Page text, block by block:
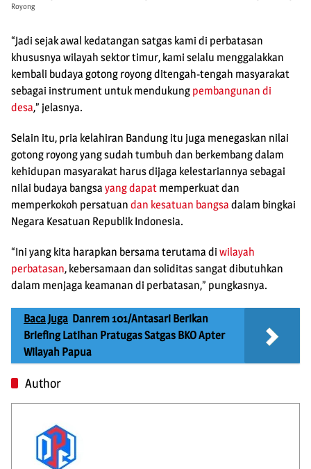
Royong
“Jadi sejak awal kedatangan satgas kami di perbatasan
khususnya wilayah sektor timur, kami selalu menggalakkan
kembali budaya gotong royong ditengah-tengah masyarakat
sebagai instrument untuk mendukung pembangunan di
desa,” jelasnya.
Selain itu, pria kelahiran Bandung itu juga menegaskan nilai
gotong royong yang sudah tumbuh dan berkembang dalam
kehidupan masyarakat harus dijaga kelestariannya sebagai
nilai budaya bangsa yang dapat memperkuat dan
memperkokoh persatuan dan kesatuan bangsa dalam bingkai
Negara Kesatuan Republik Indonesia.
“Ini yang kita harapkan bersama terutama di wilayah
perbatasan, kebersamaan dan soliditas sangat dibutuhkan
dalam menjaga keamanan di perbatasan,” pungkasnya.
Baca Juga Danrem 101/Antasari Berikan
Briefing Latihan Pratugas Satgas BKO Apter
Wilayah Papua
Author